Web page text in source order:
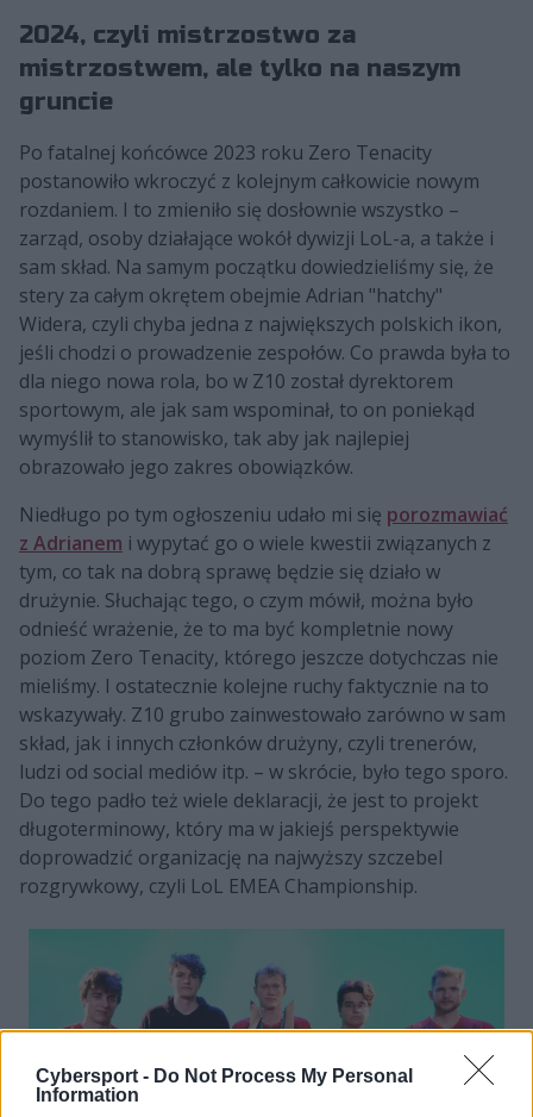
Cybersport - Do Not Process My Personal
Information
2024, czyli mistrzostwo za
mistrzostwem, ale tylko na naszym
gruncie
Po fatalnej końcówce 2023 roku Zero Tenacity
postanowiło wkroczyć z kolejnym całkowicie nowym
rozdaniem. I to zmieniło się dosłownie wszystko –
zarząd, osoby działające wokół dywizji LoL-a, a także i
sam skład. Na samym początku dowiedzieliśmy się, że
stery za całym okrętem obejmie Adrian "hatchy"
Widera, czyli chyba jedna z największych polskich ikon,
jeśli chodzi o prowadzenie zespołów. Co prawda była to
dla niego nowa rola, bo w Z10 został dyrektorem
sportowym, ale jak sam wspominał, to on poniekąd
wymyślił to stanowisko, tak aby jak najlepiej
obrazowało jego zakres obowiązków.
Niedługo po tym ogłoszeniu udało mi się porozmawiać
z Adrianem i wypytać go o wiele kwestii związanych z
tym, co tak na dobrą sprawę będzie się działo w
drużynie. Słuchając tego, o czym mówił, można było
odnieść wrażenie, że to ma być kompletnie nowy
poziom Zero Tenacity, którego jeszcze dotychczas nie
mieliśmy. I ostatecznie kolejne ruchy faktycznie na to
wskazywały. Z10 grubo zainwestowało zarówno w sam
skład, jak i innych członków drużyny, czyli trenerów,
ludzi od social mediów itp. – w skrócie, było tego sporo.
Do tego padło też wiele deklaracji, że jest to projekt
długoterminowy, który ma w jakiejś perspektywie
doprowadzić organizację na najwyższy szczebel
rozgrywkowy, czyli LoL EMEA Championship.